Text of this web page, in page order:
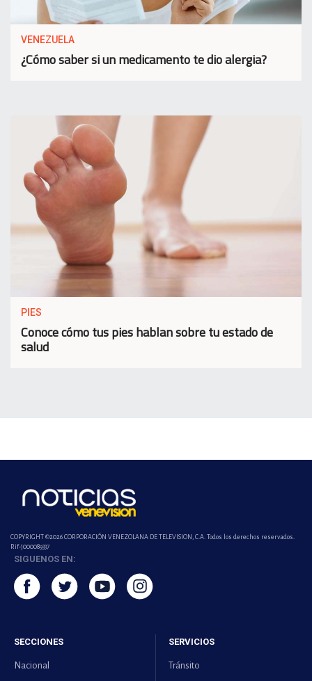
VENEZUELA
¿Cómo saber si un medicamento te dio alergia?
PIES
Conoce cómo tus pies hablan sobre tu estado de
salud
COPYRIGHT ©2026 CORPORACIÓN VENEZOLANA DE TELEVISION, C.A. Todos los derechos reservados.
Rif-j000089337
SIGUENOS EN:
SECCIONES
Nacional
SERVICIOS
Tránsito